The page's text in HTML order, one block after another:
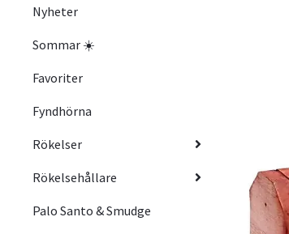
Nyheter
Sommar ☀️
Favoriter
Fyndhörna
Rökelser
Rökelsehållare
Palo Santo & Smudge